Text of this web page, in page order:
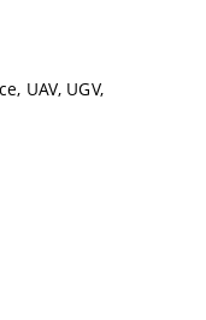
UAV, UGV,